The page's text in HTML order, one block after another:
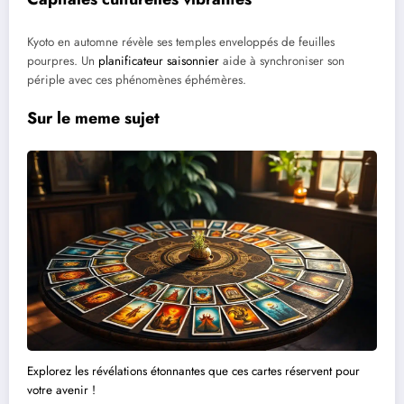
Kyoto en automne révèle ses temples enveloppés de feuilles
pourpres. Un planificateur saisonnier aide à synchroniser son
périple avec ces phénomènes éphémères.
Sur le meme sujet
Explorez les révélations étonnantes que ces cartes réservent pour
votre avenir !